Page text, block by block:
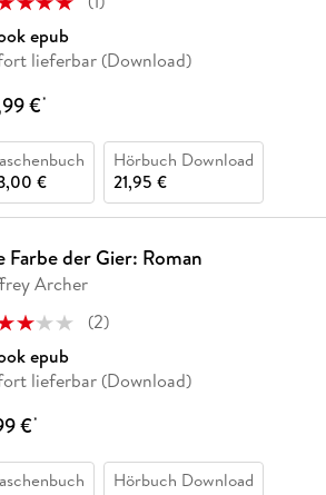
epub
lieferbar (Download)
€*
€
Hörbuch Download
21,95 €
Farbe der Gier: Roman
Archer
(2)
epub
lieferbar (Download)
€*
Hörbuch Download